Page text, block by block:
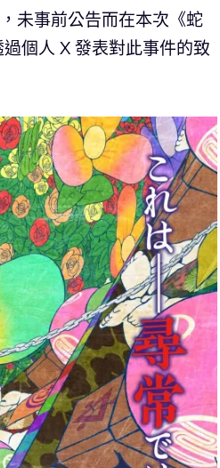
未事前公告而在本次《蛇
個人 X 發表對此事件的致